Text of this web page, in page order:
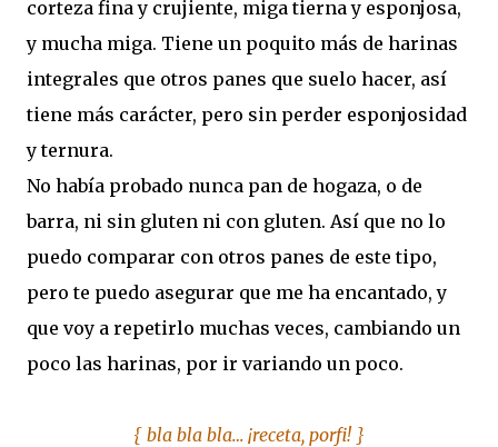
corteza fina y crujiente, miga tierna y esponjosa,
y mucha miga. Tiene un poquito más de harinas
integrales que otros panes que suelo hacer, así
tiene más carácter, pero sin perder esponjosidad
y ternura.
No había probado nunca pan de hogaza, o de
barra, ni sin gluten ni con gluten. Así que no lo
puedo comparar con otros panes de este tipo,
pero te puedo asegurar que me ha encantado, y
que voy a repetirlo muchas veces, cambiando un
poco las harinas, por ir variando un poco.
{ bla bla bla… ¡receta, porfi! }